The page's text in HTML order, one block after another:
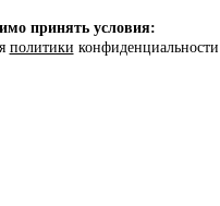
принять условия:
политики